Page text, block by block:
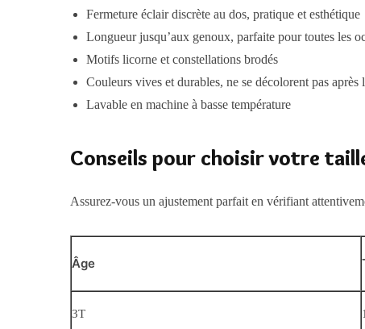
Fermeture éclair discrète au dos, pratique et esthétique
Longueur jusqu’aux genoux, parfaite pour toutes les
Motifs licorne et constellations brodés
Couleurs vives et durables, ne se décolorent pas après
Lavable en machine à basse température
Conseils pour choisir votre
Assurez-vous un ajustement parfait en vérifiant
Âge
3T